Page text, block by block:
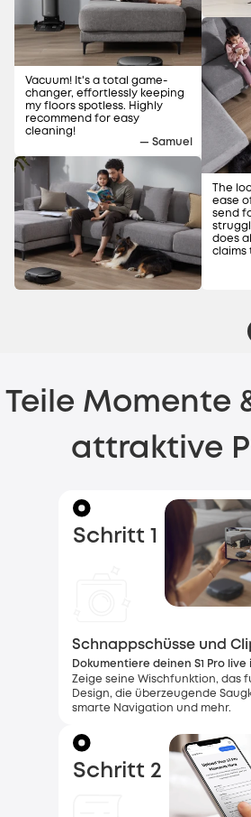
Vacuum! It's a total game-
changer, effortlessly keeping
my floors spotless. Highly
recommend for easy
cleaning!
— Samuel
The
ease
send
does
claims
Teile Momente
attraktive
Schritt 1
Schnappschüsse und
Dokumentiere deinen S1 Pro live
Zeige seine Wischfunktion, das
Design, die überzeugende
smarte Navigation und mehr.
Schritt 2